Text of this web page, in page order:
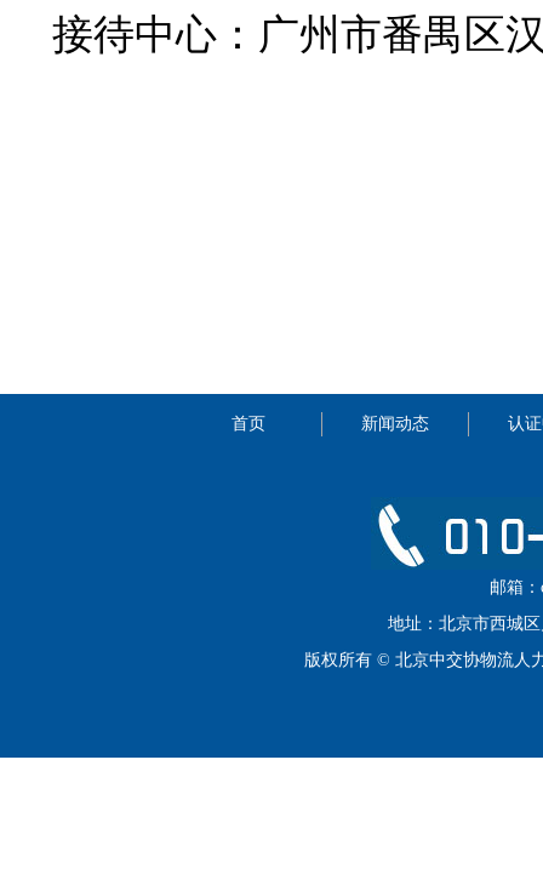
接待中心：广州市番禺区
首页 新闻动态 认
邮箱：
地址：北京市西城区
版权所有 © 北京中交协物流人